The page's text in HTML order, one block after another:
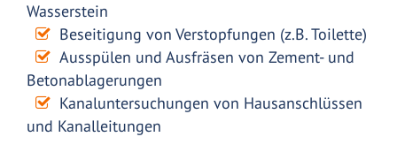
Wasserstein
Beseitigung von Verstopfungen (z.B. Toilette)
Ausspülen und Ausfräsen von Zement- und
Betonablagerungen
Kanaluntersuchungen von Hausanschlüssen
und Kanalleitungen